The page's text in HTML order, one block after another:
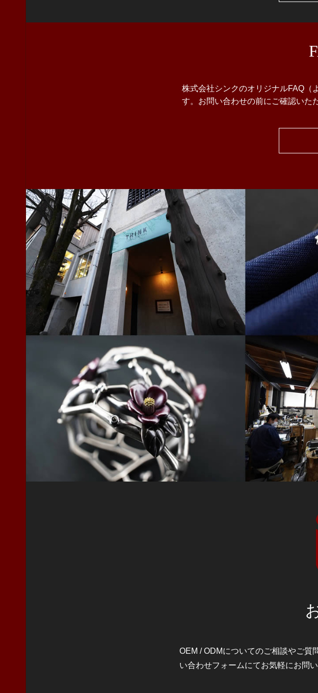
株式会社シンクのオリジナルFAQ（
す。お問い合わせの前にご確認いた
OEM / ODMについてのご相談やご質
い合わせフォームにてお気軽にお問